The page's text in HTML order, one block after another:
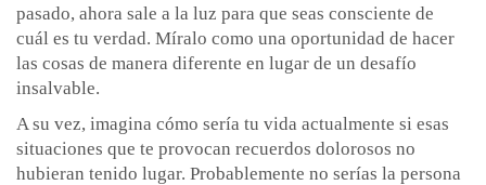
pasado, ahora sale a la luz para que seas consciente de
cuál es tu verdad. Míralo como una oportunidad de hacer
las cosas de manera diferente en lugar de un desafío
insalvable.
A su vez, imagina cómo sería tu vida actualmente si esas
situaciones que te provocan recuerdos dolorosos no
hubieran tenido lugar. Probablemente no serías la persona